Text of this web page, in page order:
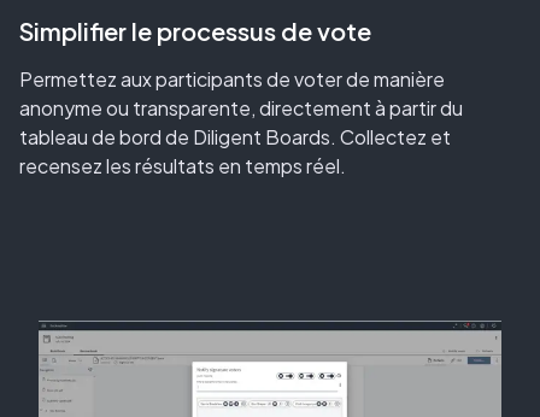
Simplifier le processus de vote
Permettez aux participants de voter de manière
anonyme ou transparente, directement à partir du
tableau de bord de Diligent Boards. Collectez et
recensez les résultats en temps réel.